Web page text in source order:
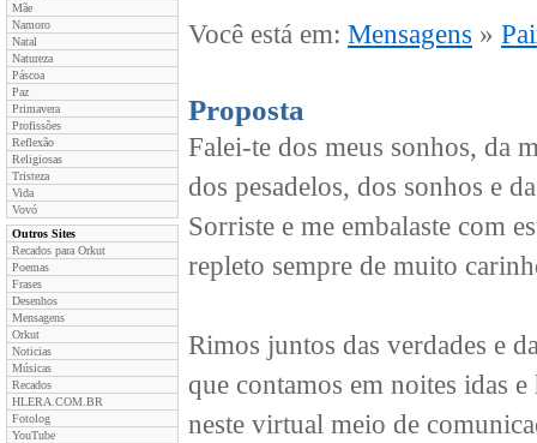
Mãe
Namoro
Natal
Natureza
Páscoa
Paz
Primavera
Profissões
Reflexão
Religiosas
Tristeza
Vida
Vovó
Outros Sites
Recados para Orkut
Poemas
Frases
Desenhos
Mensagens
Orkut
Noticias
Músicas
Recados
HLERA.COM.BR
Fotolog
YouTube
Você está em: Mensagens »
Proposta
Falei-te dos meus sonhos, da
dos pesadelos, dos sonhos e
Sorriste e me embalaste com
repleto sempre de muito
Rimos juntos das verdades e
que contamos em noites idas
neste virtual meio de